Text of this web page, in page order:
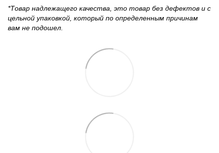
*Товар надлежащего качества, это товар без дефектов и с
цельной упаковкой, который по определенным причинам
вам не подошел.